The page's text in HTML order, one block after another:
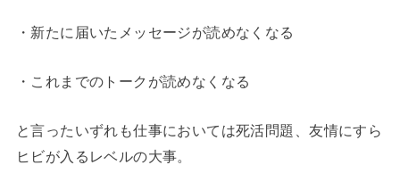
・新たに届いたメッセージが読めなくなる
・これまでのトークが読めなくなる
と言ったいずれも仕事においては死活問題、友情にすら
ヒビが入るレベルの大事。